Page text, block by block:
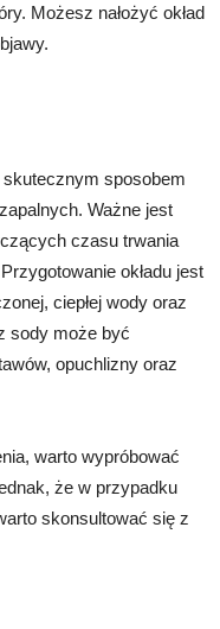
Możesz nałożyć okład
sposobem
Ważne jest
czasu trwania
okładu jest
ciepłej wody oraz
sody może być
opuchlizny oraz
warto wypróbować
że w przypadku
skonsultować się z